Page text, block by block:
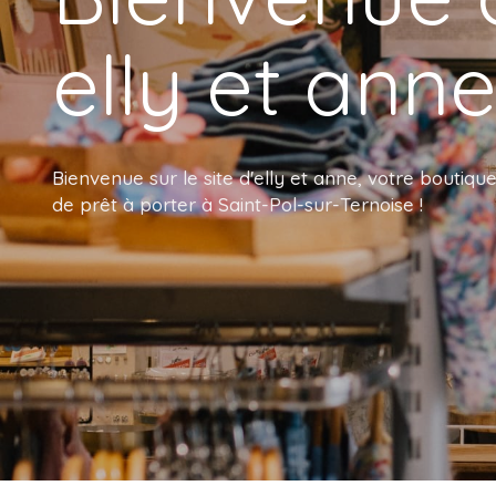
elly et
Bienvenue sur le site d'elly et anne, votre
de prêt à porter à Saint-Pol-sur-Ternoise !